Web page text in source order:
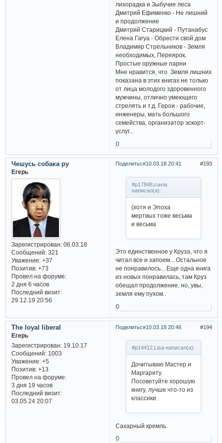
лихорадка и Зыбучие леса
Дмитрий Ефименко - Не лишний
и продолжение
Дмитрий Старицкий - Путанабус
Елена Гагуа - Обрести свой дом
Владимир Стрельников - Земля
необходимых, Переярок,
Простые оружные парни
Мне нравится, что Земля лишних
показана в этих книгах не только
от лица молодого здоровенного
мужчины, отлично умеющего
стрелять и т.д. Герои - рабочие,
инженеры, мать большого
семейства, организатор эскорт-
услуг...
0
Поделиться 193
10.03.18 20:41
Чешусь собака ру
Егерь
Зарегистрирован: 06.03.18
Сообщений:321
Уважение: +37
Позитив: +73
Провел на форуме:
2 дня 6 часов
Последний визит:
29.12.19 20:56
#p17848,cavia
написал(а):
(хотя и Эпоха
мертвых тоже весьма
и весьма
Это единственное у Круза, что я
читал все и запоем... Остальное
не понравилось... Еще одна книга
из новых понравилась, там Круз
обещал продолжение, но, увы,
земля ему пухом..
0
Поделиться 194
10.03.18 20:46
The loyal liberal
Егерь
Зарегистрирован: 19.10.17
Сообщений:1003
Уважение: +5
Позитив: +13
Провел на форуме:
3 дня 19 часов
Последний визит:
03.05.24 20:07
#p14412,Lisa написал(а):
Дочитываю Мастер и
Маргариту.
Посоветуйте хорошую
книгу, лучше что-то из
классики.
Сахарный кремль.
0